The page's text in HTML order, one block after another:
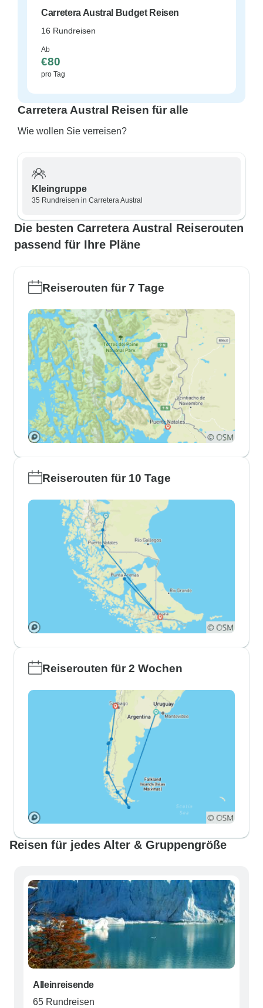
Carretera Austral Budget Reisen
16 Rundreisen
Ab
€80
pro Tag
Carretera Austral Reisen für alle
Wie wollen Sie verreisen?
Kleingruppe
35 Rundreisen in Carretera Austral
Die besten Carretera Austral Reiserouten
passend für Ihre Pläne
Reiserouten für 7 Tage
Reiserouten für 10 Tage
Reiserouten für 2 Wochen
Reisen für jedes Alter & Gruppengröße
Alleinreisende
65 Rundreisen